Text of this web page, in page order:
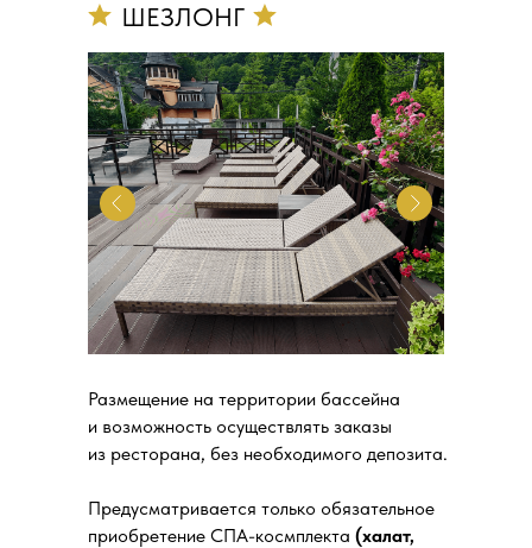
Размещение на территории бассейна
и возможность осуществлять заказы
из ресторана, без необходимого депозита.
Предусматривается только обязательное
приобретение СПА-космплекта (халат,
ШЕЗЛОНГ